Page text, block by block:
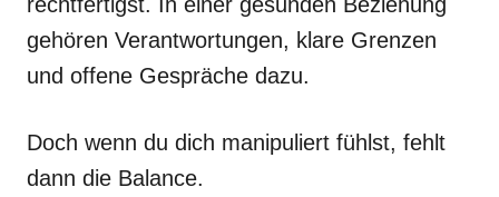
rechtfertigst. In einer gesunden Beziehung
gehören Verantwortungen, klare Grenzen
und offene Gespräche dazu.
Doch wenn du dich manipuliert fühlst, fehlt
dann die Balance.